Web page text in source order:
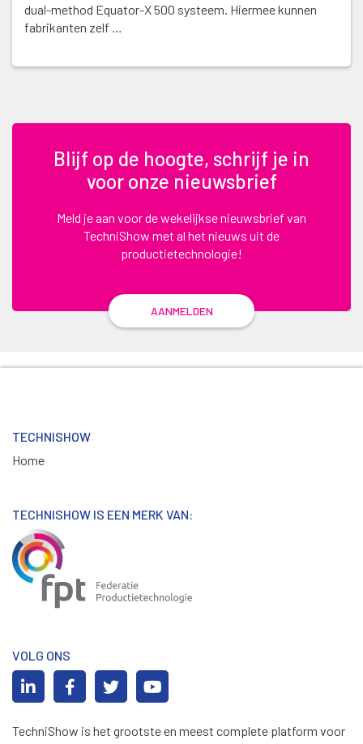
dual-method Equator-X 500 systeem. Hiermee kunnen
fabrikanten zelf …
Blijf op de hoogte, schrijf je in
voor onze nieuwsbrief
Meld je aan voor de wekelijkse nieuwsbrief van
TechniShow met al het nieuws uit de
productietechnologie!
AANMELDEN
TECHNISHOW
Home
TECHNISHOW IS EEN MERK VAN:
VOLG ONS
TechniShow is het grootste en meest complete platform voor